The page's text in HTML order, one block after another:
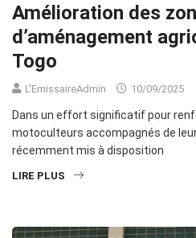
Amélioration des
d’aménagement
Togo
L'EmissaireAdmin 10/09/2025
Dans un effort significatif pour
motoculteurs accompagnés de
récemment mis à disposition
LIRE PLUS